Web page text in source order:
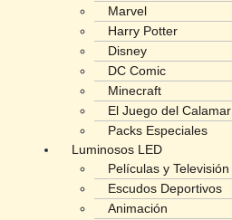
Marvel
Harry Potter
Disney
DC Comic
Minecraft
El Juego del Calamar
Packs Especiales
Luminosos LED
Películas y Televisión
Escudos Deportivos
Animación